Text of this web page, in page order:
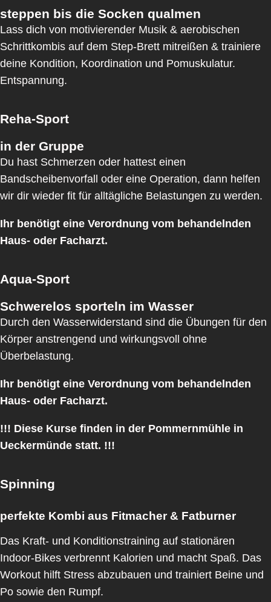
steppen bis die Socken qualmen
Lass dich von motivierender Musik & aerobischen
Schrittkombis auf dem Step-Brett mitreißen & trainiere
deine Kondition, Koordination und Pomuskulatur.
Entspannung.
Reha-Sport
in der Gruppe
Du hast Schmerzen oder hattest einen
Bandscheibenvorfall oder eine Operation, dann helfen
wir dir wieder fit für alltägliche Belastungen zu werden.
Ihr benötigt eine Verordnung vom behandelnden
Haus- oder Facharzt.
Aqua-Sport
Schwerelos sporteln im Wasser
Durch den Wasserwiderstand sind die Übungen für den
Körper anstrengend und wirkungsvoll ohne
Überbelastung.
Ihr benötigt eine Verordnung vom behandelnden
Haus- oder Facharzt.
!!! Diese Kurse finden in der Pommernmühle in
Ueckermünde statt. !!!
Spinning
perfekte Kombi aus Fitmacher & Fatburner
Das Kraft- und Konditionstraining auf stationären
Indoor-Bikes verbrennt Kalorien und macht Spaß. Das
Workout hilft Stress abzubauen und trainiert Beine und
Po sowie den Rumpf.